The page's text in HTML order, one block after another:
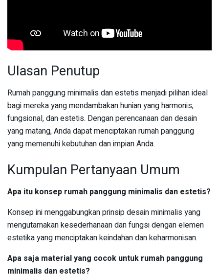
Ulasan Penutup
Rumah panggung minimalis dan estetis menjadi pilihan ideal
bagi mereka yang mendambakan hunian yang harmonis,
fungsional, dan estetis. Dengan perencanaan dan desain
yang matang, Anda dapat menciptakan rumah panggung
yang memenuhi kebutuhan dan impian Anda.
Kumpulan Pertanyaan Umum
Apa itu konsep rumah panggung minimalis dan estetis?
Konsep ini menggabungkan prinsip desain minimalis yang
mengutamakan kesederhanaan dan fungsi dengan elemen
estetika yang menciptakan keindahan dan keharmonisan.
Apa saja material yang cocok untuk rumah panggung
minimalis dan estetis?